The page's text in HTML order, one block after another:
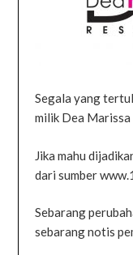
Segala yang
milik Dea
Jika mahu
dari sumber
Sebarang
sebarang notis